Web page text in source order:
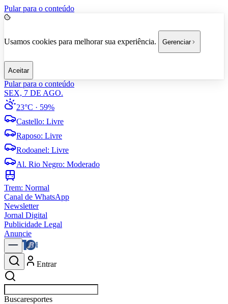
Pular para o conteúdo
Usamos cookies para melhorar sua experiência. Gerenciar
Aceitar
Pular para o conteúdo
SEX, 7 DE AGO.
23°C · 59%
Castello: Livre
Raposo: Livre
Rodoanel: Livre
Al. Rio Negro: Moderado
Trem: Normal
Canal de WhatsApp
Newsletter
Jornal Digital
Publicidade Legal
Anuncie
Entrar
Buscarpolítica